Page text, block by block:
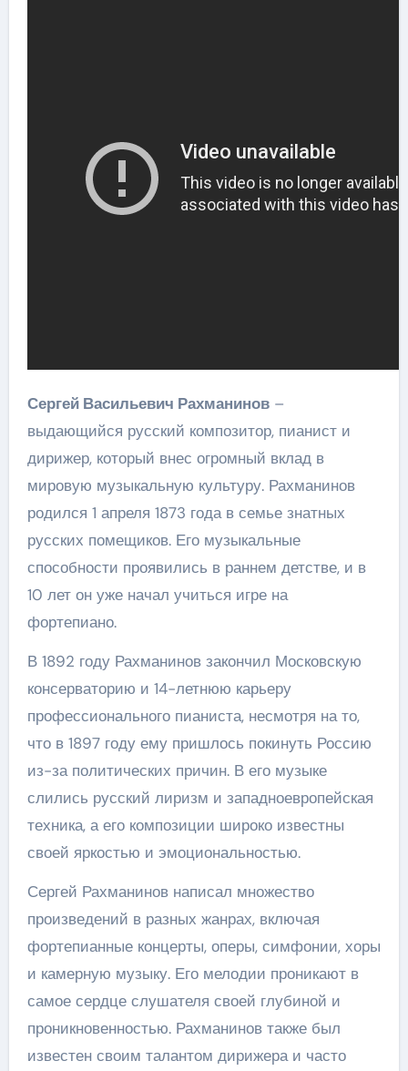
Сергей Васильевич Рахманинов–
выдающийся русский композитор, пианист и
дирижер, который внес огромный вклад в
мировую музыкальную культуру. Рахманинов
родился 1 апреля 1873 года в семье знатных
русских помещиков. Его музыкальные
способности проявились в раннем детстве, и в
10 лет он уже начал учиться игре на
фортепиано.
В 1892 году Рахманинов закончил Московскую
консерваторию и 14-летнюю карьеру
профессионального пианиста, несмотря на то,
что в 1897 году ему пришлось покинуть Россию
из-за политических причин. В его музыке
слились русский лиризм и западноевропейская
техника, а его композиции широко известны
своей яркостью и эмоциональностью.
Сергей Рахманинов написал множество
произведений в разных жанрах, включая
фортепианные концерты, оперы, симфонии, хоры
и камерную музыку. Его мелодии проникают в
самое сердце слушателя своей глубиной и
проникновенностью. Рахманинов также был
известен своим талантом дирижера и часто